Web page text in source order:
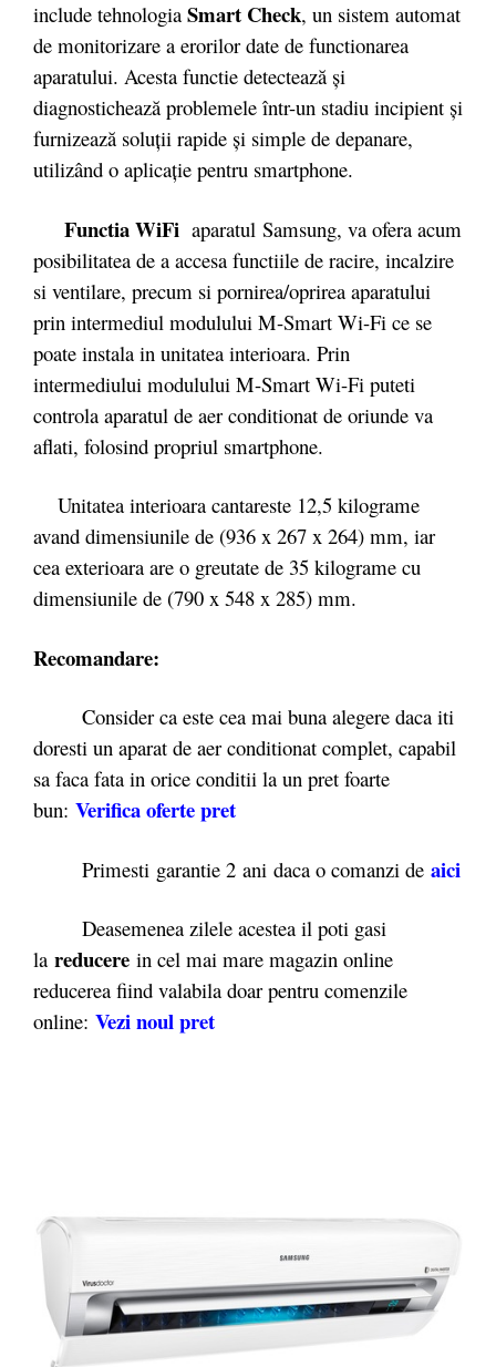
include tehnologia Smart Check, un sistem automat
de monitorizare a erorilor date de functionarea
aparatului. Acesta functie detectează și
diagnostichează problemele într-un stadiu incipient și
furnizează soluții rapide și simple de depanare,
utilizând o aplicație pentru smartphone.
Functia WiFi aparatul Samsung, va ofera acum
posibilitatea de a accesa functiile de racire, incalzire
si ventilare, precum si pornirea/oprirea aparatului
prin intermediul modulului M-Smart Wi-Fi ce se
poate instala in unitatea interioara. Prin
intermediului modulului M-Smart Wi-Fi puteti
controla aparatul de aer conditionat de oriunde va
aflati, folosind propriul smartphone.
Unitatea interioara cantareste 12,5 kilograme
avand dimensiunile de (936 x 267 x 264) mm, iar
cea exterioara are o greutate de 35 kilograme cu
dimensiunile de (790 x 548 x 285) mm.
Recomandare:
Consider ca este cea mai buna alegere daca iti
doresti un aparat de aer conditionat complet, capabil
sa faca fata in orice conditii la un pret foarte
bun: Verifica ofertepret
Primesti garantie 2 ani daca o comanzi de aici
Deasemenea zilele acestea il poti gasi
la reducere in cel mai mare magazin online
reducerea fiind valabila doar pentru comenzile
online: Vezi noul pret